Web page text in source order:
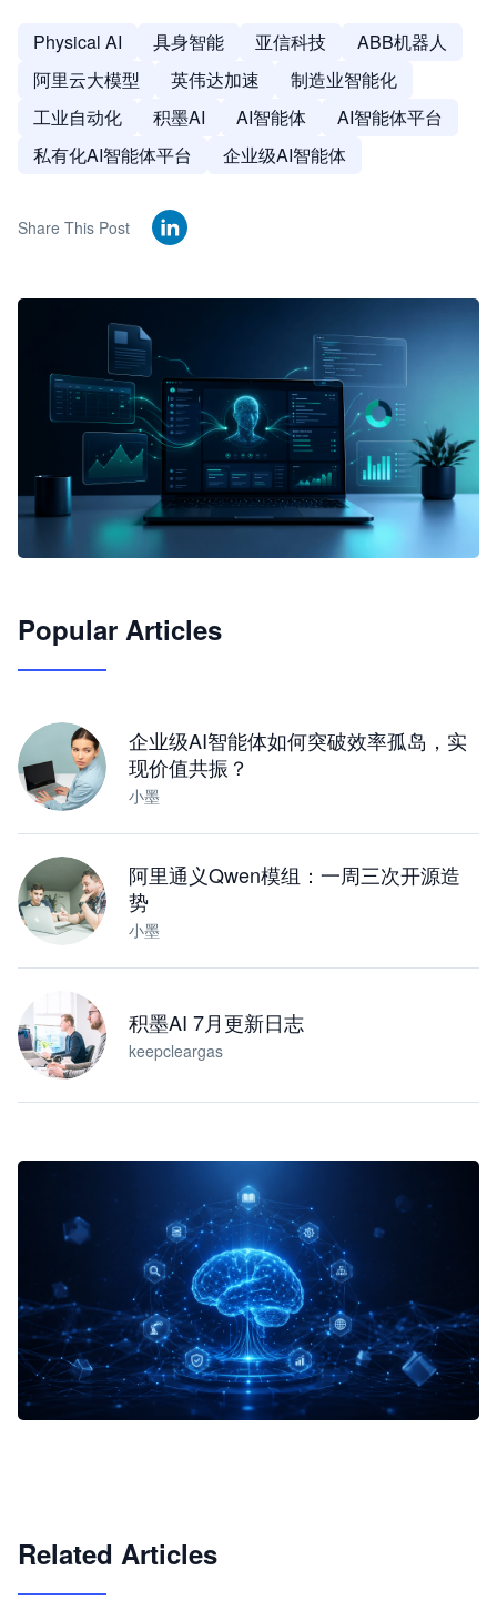
Physical AI 具身智能 亚信科技
ABB机器人
阿里云大模型
英伟达加速
制造业智能化
工业自动化
积墨AI AI智能体
AI智能体平台
私有化AI智能体平台
企业级AI智能体
Share This Post
JimoClaw 桌面 AI Agent 工作台
Popular Articles
企业级AI智能体如何突破效率孤岛，实
现价值共振？
小墨
阿里通义Qwen模组：一周三次开源造
势
小墨
积墨AI 7月更新日志
keepcleargas
Related Articles